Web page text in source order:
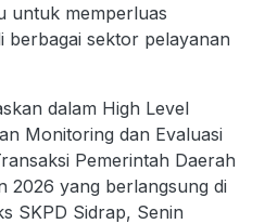
untuk memperluas
berbagai sektor pelayanan
dalam High Level
Monitoring dan Evaluasi
Pemerintah Daerah
2026 yang berlangsung di
SKPD Sidrap, Senin